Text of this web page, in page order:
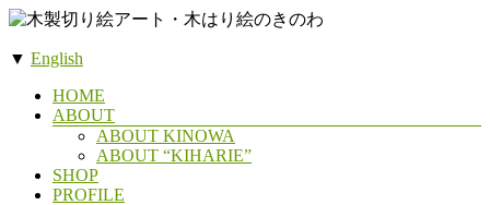
コ
テ
▼ English
HOME
ABOUT
ABOUT KINOWA
ABOUT “KIHARIE”
SHOP
PROFILE